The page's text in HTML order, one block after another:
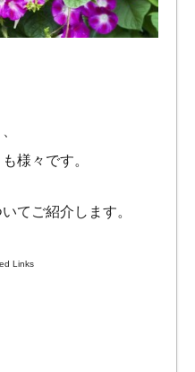
様々です。
てご紹介します。
Links